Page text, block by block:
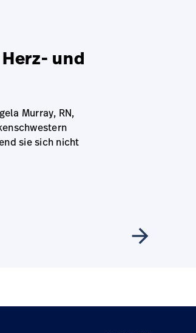
und
Murray, RN,
sie sich nicht
arrow_forward